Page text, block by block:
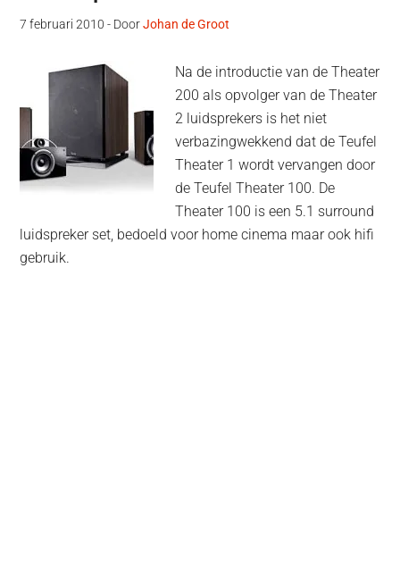
7 februari 2010 - DoorJohan de Groot
Na de introductie van de Theater
200 als opvolger van de Theater
2 luidsprekers is het niet
verbazingwekkend dat de Teufel
Theater 1 wordt vervangen door
de Teufel Theater 100. De
Theater 100 is een 5.1 surround
luidspreker set, bedoeld voor home cinema maar ook hifi
gebruik.